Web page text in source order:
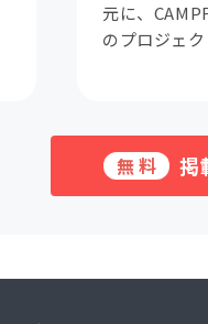
元に、
のプロジェク
無料 掲